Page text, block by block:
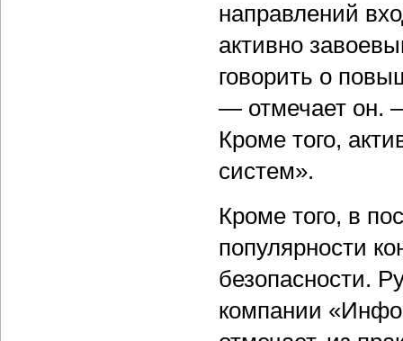
направлений
активно
говорить о
— отмечает он.
Кроме того,
систем».
Кроме того, в
популярности
безопасности.
компании